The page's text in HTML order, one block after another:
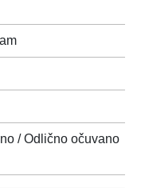
/ Odlično očuvano